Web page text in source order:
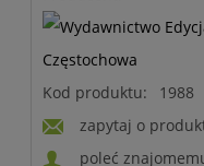
Kod produktu:
1988
zapytaj o
poleć